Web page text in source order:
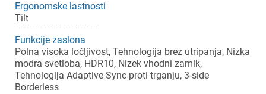
Ergonomske lastnosti
Tilt
Funkcije zaslona
Polna visoka ločljivost, Tehnologija brez utripanja, Nizka
modra svetloba, HDR10, Nizek vhodni zamik,
Tehnologija Adaptive Sync proti trganju, 3-side
Borderless